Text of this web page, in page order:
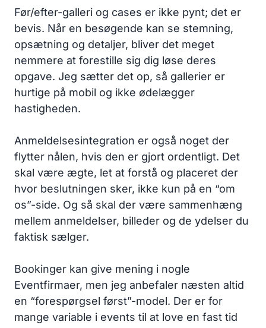
Før/efter-galleri og cases er ikke pynt; det er
bevis. Når en besøgende kan se stemning,
opsætning og detaljer, bliver det meget
nemmere at forestille sig dig løse deres
opgave. Jeg sætter det op, så gallerier er
hurtige på mobil og ikke ødelægger
hastigheden.
Anmeldelsesintegration er også noget der
flytter nålen, hvis den er gjort ordentligt. Det
skal være ægte, let at forstå og placeret der
hvor beslutningen sker, ikke kun på en “om
os”-side. Og så skal der være sammenhæng
mellem anmeldelser, billeder og de ydelser du
faktisk sælger.
Bookinger kan give mening i nogle
Eventfirmaer, men jeg anbefaler næsten altid
en “forespørgsel først”-model. Der er for
mange variable i events til at love en fast tid